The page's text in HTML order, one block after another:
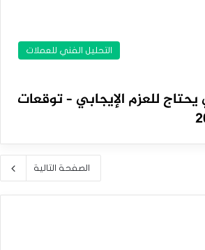
التحليل الفني للعملات
يحتاج للعزم الإيجابي – توقعات
الصفحة التالية